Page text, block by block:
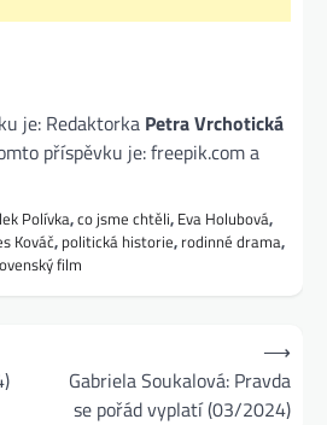
je: Redaktorka Petra Vrchotická
příspěvku je: freepik.com a
Polívka,co jsme chtěli, Eva Holubová,
Kováč, politická historie, rodinné drama,
film
Gabriela Soukalová: Pravda
se pořád vyplatí (03/2024)
⟶